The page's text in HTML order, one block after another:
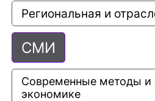
Региональная и
СМИ
Современные методы и
экономике